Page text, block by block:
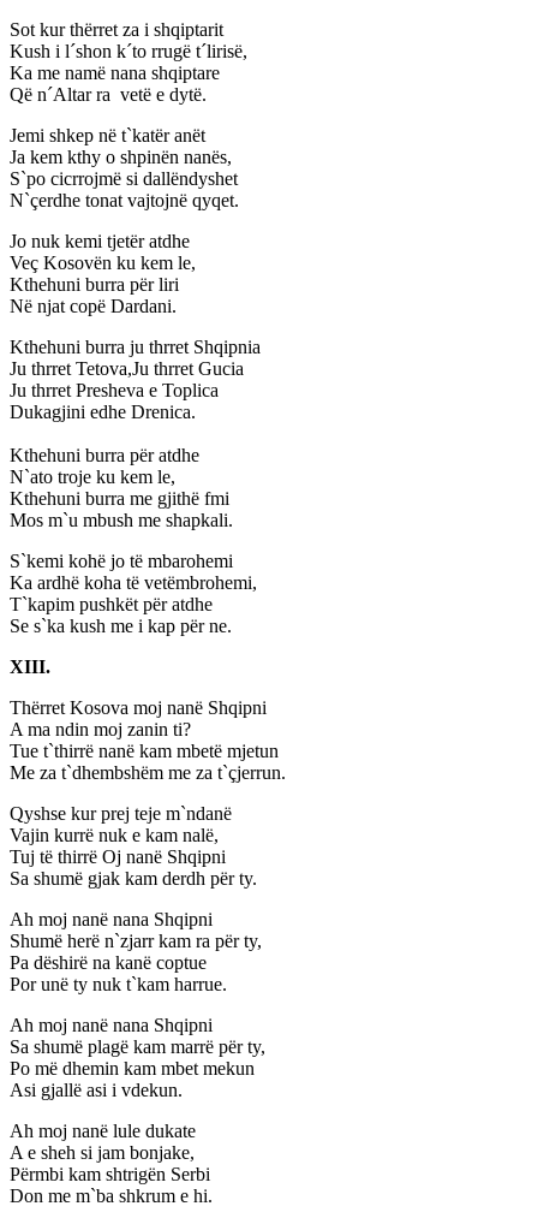
Sot kur thërret za i shqiptarit
Kush i l´shon k´to rrugë t´lirisë,
Ka me namë nana shqiptare
Që n´Altar ra vetë e dytë.
Jemi shkep në t`katër anët
Ja kem kthy o shpinën nanës,
S`po cicrrojmë si dallëndyshet
N`çerdhe tonat vajtojnë qyqet.
Jo nuk kemi tjetër atdhe
Veç Kosovën ku kem le,
Kthehuni burra për liri
Në njat copë Dardani.
Kthehuni burra ju thrret Shqipnia
Ju thrret Tetova,Ju thrret Gucia
Ju thrret Presheva e Toplica
Dukagjini edhe Drenica.
Kthehuni burra për atdhe
N`ato troje ku kem le,
Kthehuni burra me gjithë fmi
Mos m`u mbush me shapkali.
S`kemi kohë jo të mbarohemi
Ka ardhë koha të vetëmbrohemi,
T`kapim pushkët për atdhe
Se s`ka kush me i kap për ne.
XIII.
Thërret Kosova moj nanë Shqipni
A ma ndin moj zanin ti?
Tue t`thirrë nanë kam mbetë mjetun
Me za t`dhembshëm me za t`çjerrun.
Qyshse kur prej teje m`ndanë
Vajin kurrë nuk e kam nalë,
Tuj të thirrë Oj nanë Shqipni
Sa shumë gjak kam derdh për ty.
Ah moj nanë nana Shqipni
Shumë herë n`zjarr kam ra për ty,
Pa dëshirë na kanë coptue
Por unë ty nuk t`kam harrue.
Ah moj nanë nana Shqipni
Sa shumë plagë kam marrë për ty,
Po më dhemin kam mbet mekun
Asi gjallë asi i vdekun.
Ah moj nanë lule dukate
A e sheh si jam bonjake,
Përmbi kam shtrigën Serbi
Don me m`ba shkrum e hi.